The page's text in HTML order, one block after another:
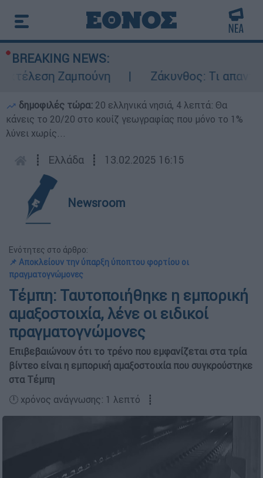
BREAKING NEWS:
Ζαμπούνη
Ζάκυνθος: Τι απαντά
δημοφιλές τώρα: 20 ελληνικά νησιά, 4 λεπτά: Θα
κάνεις το 20/20 στο κουίζ γεωγραφίας που μόνο το 1%
λύνει χωρίς...
┋ Ελλάδα ┋ 13.02.2025 16:15
Newsroom
Ενότητες στο άρθρο:
📌 Αποκλείουν την ύπαρξη ύποπτου φορτίου οι
πραγματογνώμονες
Τέμπη: Ταυτοποιήθηκε η εμπορική
αμαξοστοιχία, λένε οι ειδικοί
πραγματογνώμονες
Επιβεβαιώνουν ότι το τρένο που εμφανίζεται στα τρία
βίντεο είναι η εμπορική αμαξοστοιχία που συγκρούστηκε
στα Τέμπη
🕛 χρόνος ανάγνωσης: 1 λεπτό ┋